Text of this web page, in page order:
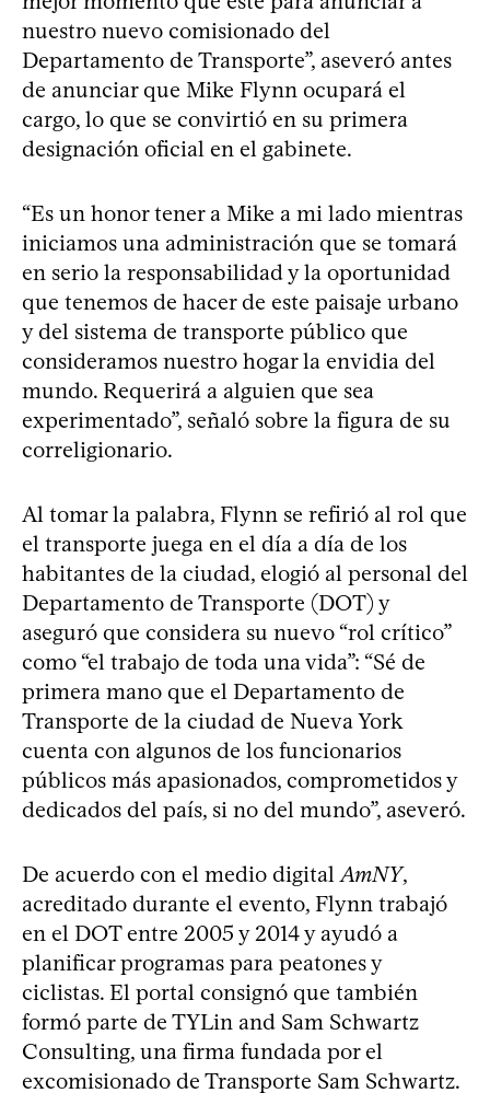
nuestro nuevo comisionado del
Departamento de Transporte”, aseveró antes
de anunciar que Mike Flynn ocupará el
cargo, lo que se convirtió en su primera
designación oficial en el gabinete.
“Es un honor tener a Mike a mi lado mientras
iniciamos una administración que se tomará
en serio la responsabilidad y la oportunidad
que tenemos de hacer de este paisaje urbano
y del sistema de transporte público que
consideramos nuestro hogar la envidia del
mundo. Requerirá a alguien que sea
experimentado”, señaló sobre la figura de su
correligionario.
Al tomar la palabra, Flynn se refirió al rol que
el transporte juega en el día a día de los
habitantes de la ciudad, elogió al personal del
Departamento de Transporte (DOT) y
aseguró que considera su nuevo “rol crítico”
como “el trabajo de toda una vida”: “Sé de
primera mano que el Departamento de
Transporte de la ciudad de Nueva York
cuenta con algunos de los funcionarios
públicos más apasionados, comprometidos y
dedicados del país, si no del mundo”, aseveró.
De acuerdo con el medio digital AmNY,
acreditado durante el evento, Flynn trabajó
en el DOT entre 2005 y 2014 y ayudó a
planificar programas para peatones y
ciclistas. El portal consignó que también
formó parte de TYLin and Sam Schwartz
Consulting, una firma fundada por el
excomisionado de Transporte Sam Schwartz.